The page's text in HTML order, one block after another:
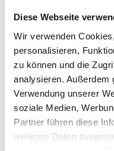
Diese Webseite
Wir verwenden
personalisieren,
zu können und die
analysieren. Außerdem
Verwendung unserer
soziale Medien,
Partner führen diese
weiteren Daten
Kriegsverbrecher 65,
Kriegswinterhilfswerk
Kriminalpolizei 162,
Kulturhauptstadt 5, 76,
KZ-Häftlinge 65, 103,
149, 151, 152, 153,
215, 237
Landesgericht 164, 165